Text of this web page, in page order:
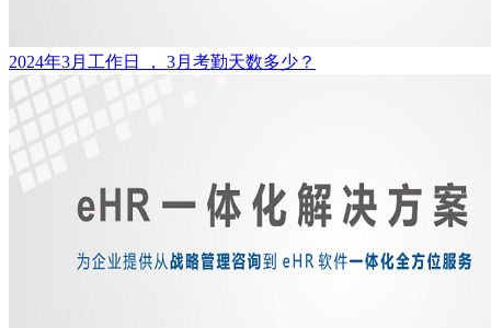
2024年3月工作日 ， 3月考勤天数多少？